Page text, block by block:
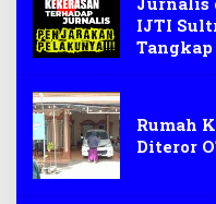
IJTI
Rumah
Diteror